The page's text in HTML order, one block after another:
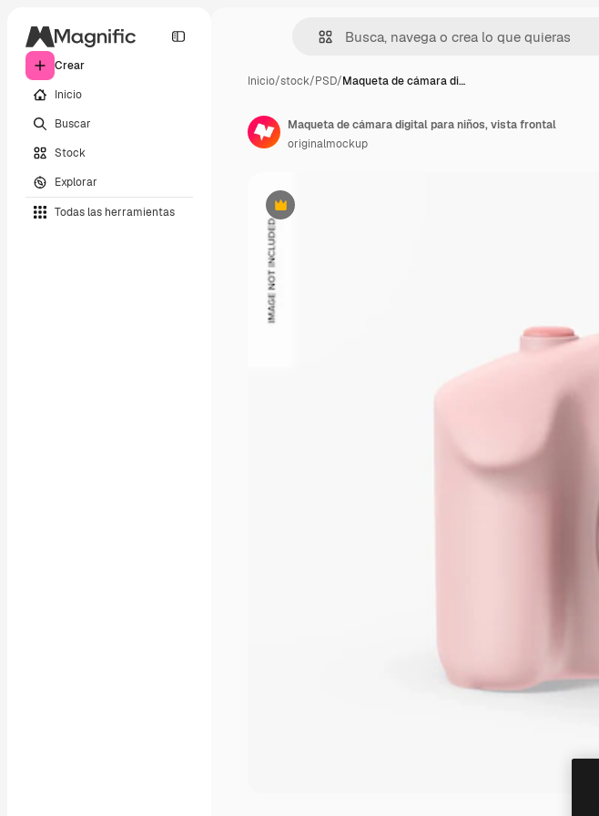
Crear
Inicio
Buscar
Stock
Explorar
Todas las herramientas
Inicio/stock/PSD/Maqueta de cámara di…
Premium
Maqueta de cámara digital para niños, vista frontal
originalmockup